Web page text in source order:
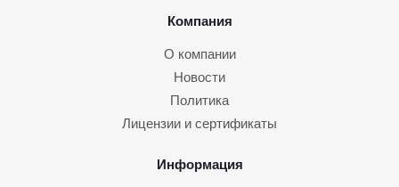
Компания
О компании
Новости
Политика
Лицензии и сертификаты
Информация